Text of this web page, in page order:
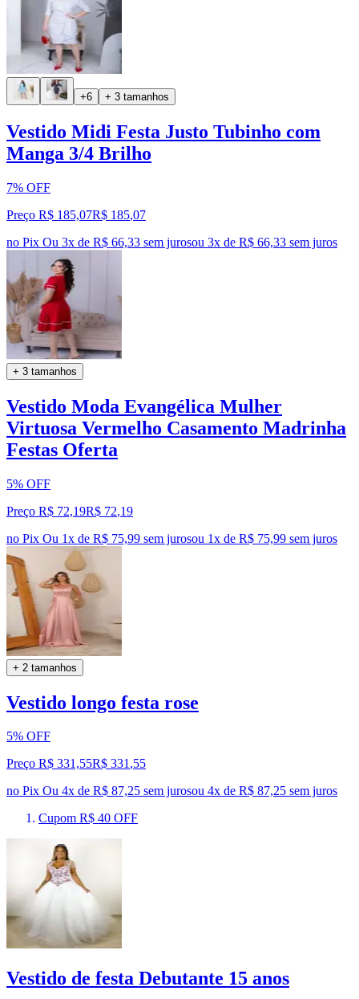
+6 + 3 tamanhos
Vestido Midi Festa Justo Tubinho com
Manga 3/4 Brilho
7% OFF
Preço R$ 185,07R$ 185,07
no Pix Ou 3x de R$ 66,33 sem jurosou 3x de R$ 66,33 sem juros
+ 3 tamanhos
Vestido Moda Evangélica Mulher
Virtuosa Vermelho Casamento Madrinha
Festas Oferta
5% OFF
Preço R$ 72,19R$ 72,19
no Pix Ou 1x de R$ 75,99 sem jurosou 1x de R$ 75,99 sem juros
+ 2 tamanhos
Vestido longo festa rose
5% OFF
Preço R$ 331,55R$ 331,55
no Pix Ou 4x de R$ 87,25 sem jurosou 4x de R$ 87,25 sem juros
Cupom R$ 40 OFF
Vestido de festa Debutante 15 anos